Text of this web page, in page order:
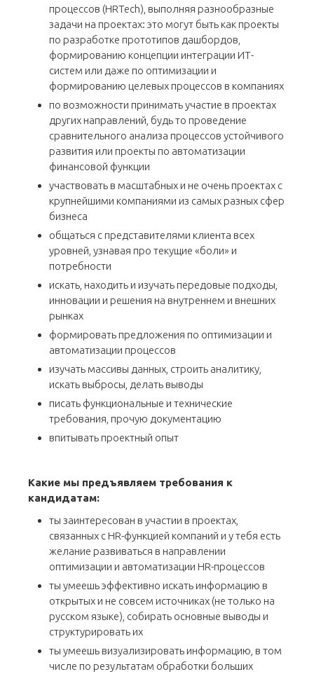
процессов (HRTech), выполняя разнообразные
задачи на проектах: это могут быть как проекты
по разработке прототипов дашбордов,
формированию концепции интеграции ИТ-
систем или даже по оптимизации и
формированию целевых процессов в компаниях
по возможности принимать участие в проектах
других направлений, будь то проведение
сравнительного анализа процессов устойчивого
развития или проекты по автоматизации
финансовой функции
участвовать в масштабных и не очень проектах с
крупнейшими компаниями из самых разных сфер
бизнеса
общаться с представителями клиента всех
уровней, узнавая про текущие «боли» и
потребности
искать, находить и изучать передовые подходы,
инновации и решения на внутреннем и внешних
рынках
формировать предложения по оптимизации и
автоматизации процессов
изучать массивы данных, строить аналитику,
искать выбросы, делать выводы
писать функциональные и технические
требования, прочую документацию
впитывать проектный опыт
Какие мы предъявляем требования к
кандидатам:
ты заинтересован в участии в проектах,
связанных с HR-функцией компаний и у тебя есть
желание развиваться в направлении
оптимизации и автоматизации HR-процессов
ты умеешь эффективно искать информацию в
открытых и не совсем источниках (не только на
русском языке), собирать основные выводы и
структурировать их
ты умеешь визуализировать информацию, в том
числе по результатам обработки больших